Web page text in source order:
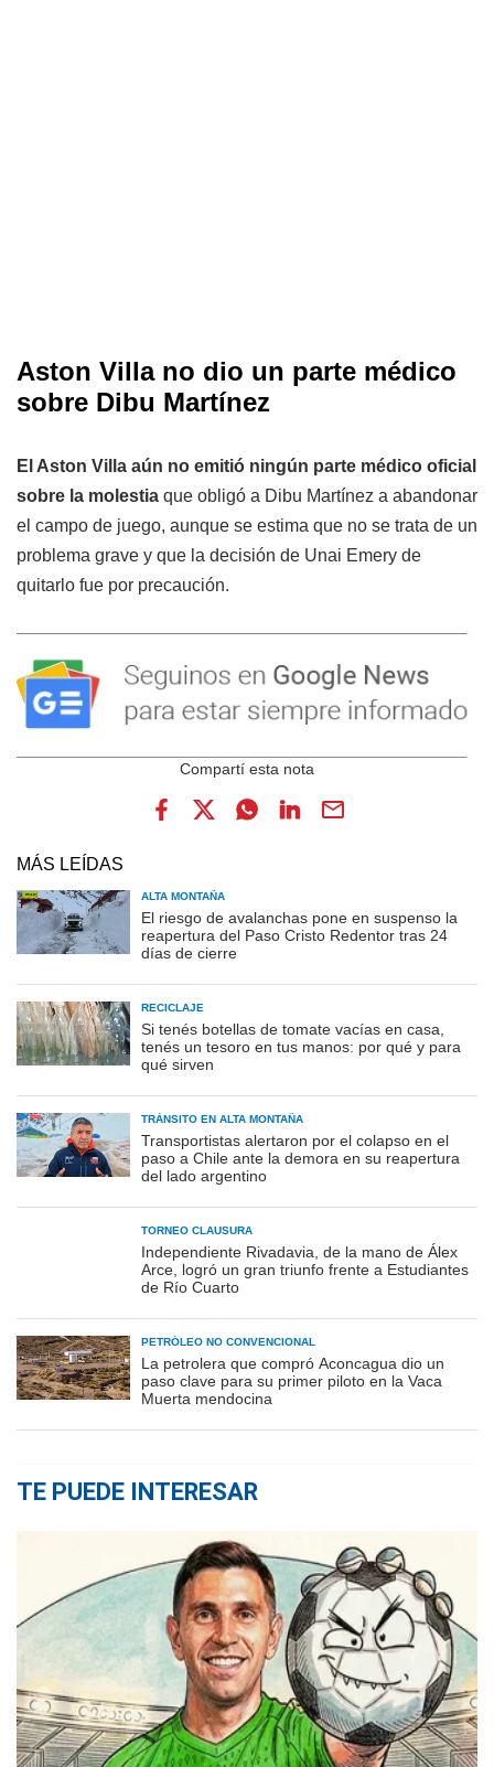
Aston Villa no dio un parte médico
sobre Dibu Martínez
El Aston Villa aún no emitió ningún parte médico oficial
sobre la molestia que obligó a Dibu Martínez a abandonar
el campo de juego, aunque se estima que no se trata de un
problema grave y que la decisión de Unai Emery de
quitarlo fue por precaución.
MÁS LEÍDAS
ALTA MONTAÑA
El riesgo de avalanchas pone en suspenso la
reapertura del Paso Cristo Redentor tras 24
días de cierre
RECICLAJE
Si tenés botellas de tomate vacías en casa,
tenés un tesoro en tus manos: por qué y para
qué sirven
TRÁNSITO EN ALTA MONTAÑA
Transportistas alertaron por el colapso en el
paso a Chile ante la demora en su reapertura
del lado argentino
TORNEO CLAUSURA
Independiente Rivadavia, de la mano de Álex
Arce, logró un gran triunfo frente a Estudiantes
de Río Cuarto
PETRÓLEO NO CONVENCIONAL
La petrolera que compró Aconcagua dio un
paso clave para su primer piloto en la Vaca
Muerta mendocina
TE PUEDE INTERESAR